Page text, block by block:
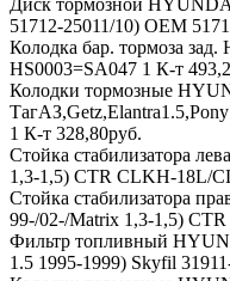
51712-25011/10) OEM
Колодка бар. тормоза
HS0003=SA047 1 К-т
Колодки тормозные
1 К-т 328,80руб.
Стойка стабилизатора
1,3-1,5) CTR CLKH-18L/
Стойка стабилизатора
99-/02-/Matrix 1,3-1,5)
Фильтр топливный
1.5 1995-1999) Skyfil